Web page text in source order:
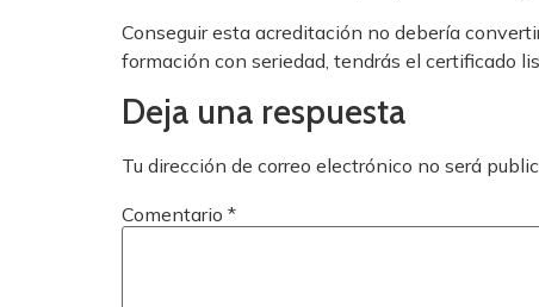
Conseguir esta acreditación no debería
formación con seriedad, tendrás el certificado
Deja una respuesta
Tu dirección de correo electrónico no será
Comentario *